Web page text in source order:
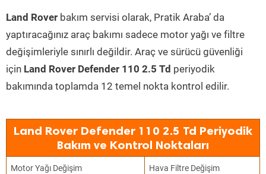
Land Rover bakım servisi olarak, Pratik Araba’ da
yaptıracağınız araç bakımı sadece motor yağı ve filtre
değişimleriyle sınırlı değildir. Araç ve sürücü güvenliği
için Land Rover Defender 110 2.5 Td periyodik
bakımında toplamda 12 temel nokta kontrol edilir.
Land Rover Defender 110 2.5 Td Periyodik
Bakım ve Kontrol Noktaları
Motor Yağı Değişim Hava Filtre Değişim